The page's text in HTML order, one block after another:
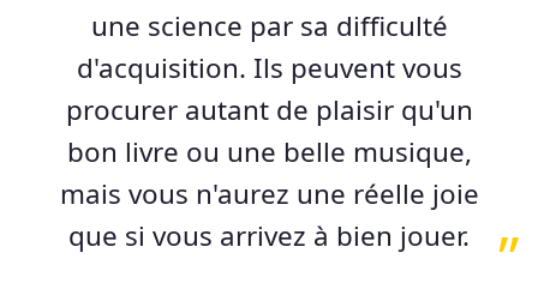
une science par sa difficulté
d'acquisition. Ils peuvent vous
procurer autant de plaisir qu'un
bon livre ou une belle musique,
mais vous n'aurez une réelle joie
que si vous arrivez à bien jouer.